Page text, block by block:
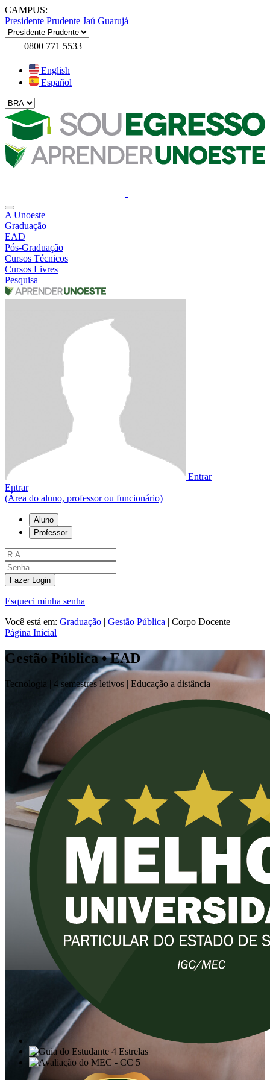
CAMPUS:
Presidente Prudente Jaú Guarujá
0800 771 5533
English
Español
A Unoeste
Graduação
EAD
Pós-Graduação
Cursos Técnicos
Cursos Livres
Pesquisa
Entrar
Entrar
(Área do aluno, professor ou funcionário)
Aluno
Professor
Fazer Login
Esqueci minha senha
Você está em: Graduação | Gestão Pública | Corpo Docente
Página Inicial
Gestão Pública • EAD
Tecnologia | 4 semestres letivos | Educação a distância